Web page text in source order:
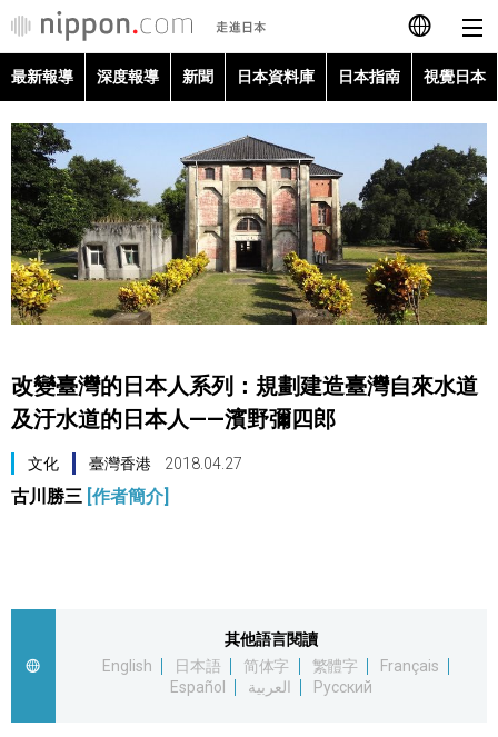
日本語
简体字
Français
Español
最新報導
深度報導
日本資料庫
日本指南
更多
人物訪談
最新報導 深度報導 新聞 日本資料庫 日本指南 視覺日本
改變臺灣的日本人系列：規劃建造臺灣自來水道
及汙水道的日本人——濱野彌四郎
文化 臺灣香港 2018.04.27
古川勝三 [作者簡介]
其他語言閱讀
English
日本語 简体字 繁體字
Français
Español
العربية Русский